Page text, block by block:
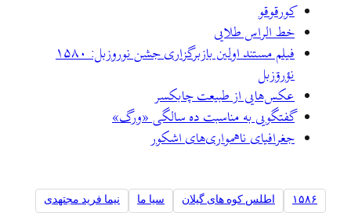
کورقوقو
خط الراس طلایی
فیلم مستند اولین بازبرگزاری جشن نوروزبل: ۱۵۸۰
نؤرۊزبل
عکس‌هایی از طبیعت چابکسر
گفتگویی به مناسبت ده سالگی «ورگ»
جغرافیای ناهمواری‌های اشکور
۱۵۸۶ اطلس کوه های گیلان سيا ما نیما فرید مجتهدی